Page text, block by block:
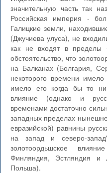
значительную часть так
Российская империя -
Галицкие земли,
(Джучиева улуса), не
как не входят в
обстоятельство, что
на Балканах (Болгария,
некоторого времени
имело его когда бы то
влияние (однако и
временами достаточно
западных пределах
евразийской) равнины
на запад и северо-
золотоордьшское
Финляндия, Эстляндия
Польша).